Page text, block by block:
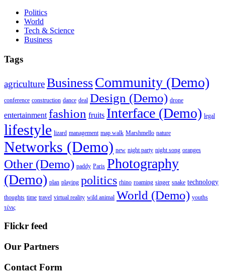
Politics
World
Tech & Science
Business
Tags
agricultureBusinessCommunity (Demo)
conference construction dance deal Design (Demo) drone
entertainment fashion fruits Interface (Demo) legal
lifestyle lizard management map walk Marshmello nature
Networks (Demo) new night party night song oranges
Other (Demo) paddy Paris Photography
(Demo) plan playing politics rhino roaming singer snake technology
thoughts time travel virtual reality wild animal World (Demo) youths
τένις
Flickr feed
Our Partners
Contact Form